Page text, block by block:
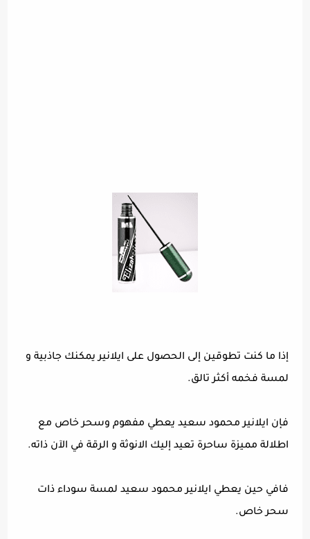
إذا ما كنت تطوقين إلى الحصول على ايلانير يمكنك جاذبية و
لمسة فخمه أكثر تالق.
فإن ايلانير محمود سعيد يعطي مفهوم وسحر خاص مع
اطلالة مميزة ساحرة تعيد إليك الانوثة و الرقة في الآن ذاته.
فافي حين يعطي ايلانير محمود سعيد لمسة سوداء ذات
سحر خاص.